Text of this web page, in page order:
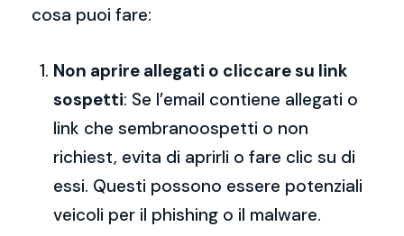
cosa puoi fare:
Non aprire allegati o cliccare su link
sospetti: Se l’email contiene allegati o
link che sembranoospetti o non
richiest, evita di aprirli o fare clic su di
essi. Questi possono essere potenziali
veicoli per il phishing o il malware.